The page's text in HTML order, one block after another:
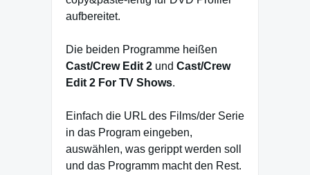
aufbereitet.
Die beiden Programme heißen
Cast/Crew Edit 2 und Cast/Crew
Edit 2 For TV Shows.
Einfach die URL des Films/der Serie
in das Program eingeben,
auswählen, was gerippt werden soll
und das Programm macht den Rest.